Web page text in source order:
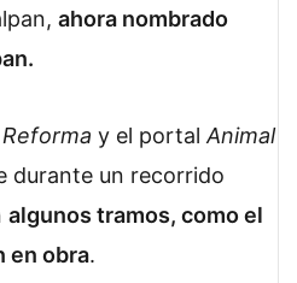
ahora nombrado
Reforma y el portal Animal
durante un recorrido
algunos tramos, como el
en obra.